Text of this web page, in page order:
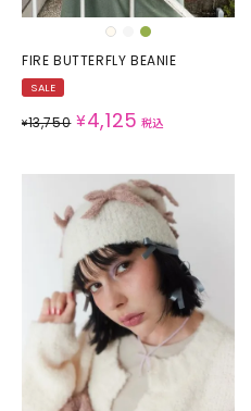
FIRE BUTTERFLY BEANIE
SALE
¥13,750 ¥4,125 税込